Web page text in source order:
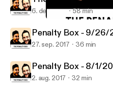
Penalty box with Ankur
6. des. 2017 58 min
Penalty Box - 9/26/
27. sep. 2017 36 min
Penalty Box - 8/1/
2. aug. 2017 32 min